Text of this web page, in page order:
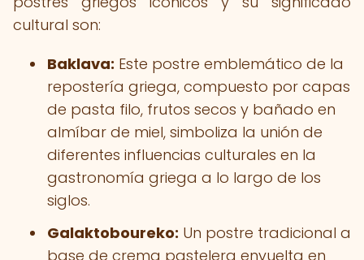
cultural son:
Baklava: Este postre emblemático de la
repostería griega, compuesto por capas
de pasta filo, frutos secos y bañado en
almíbar de miel, simboliza la unión de
diferentes influencias culturales en la
gastronomía griega a lo largo de los
siglos.
Galaktoboureko: Un postre tradicional a
base de crema pastelera envuelta en